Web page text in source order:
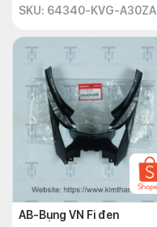
SKU: 64340-KVG-A30ZA
AB-Bụng VN Fi đen